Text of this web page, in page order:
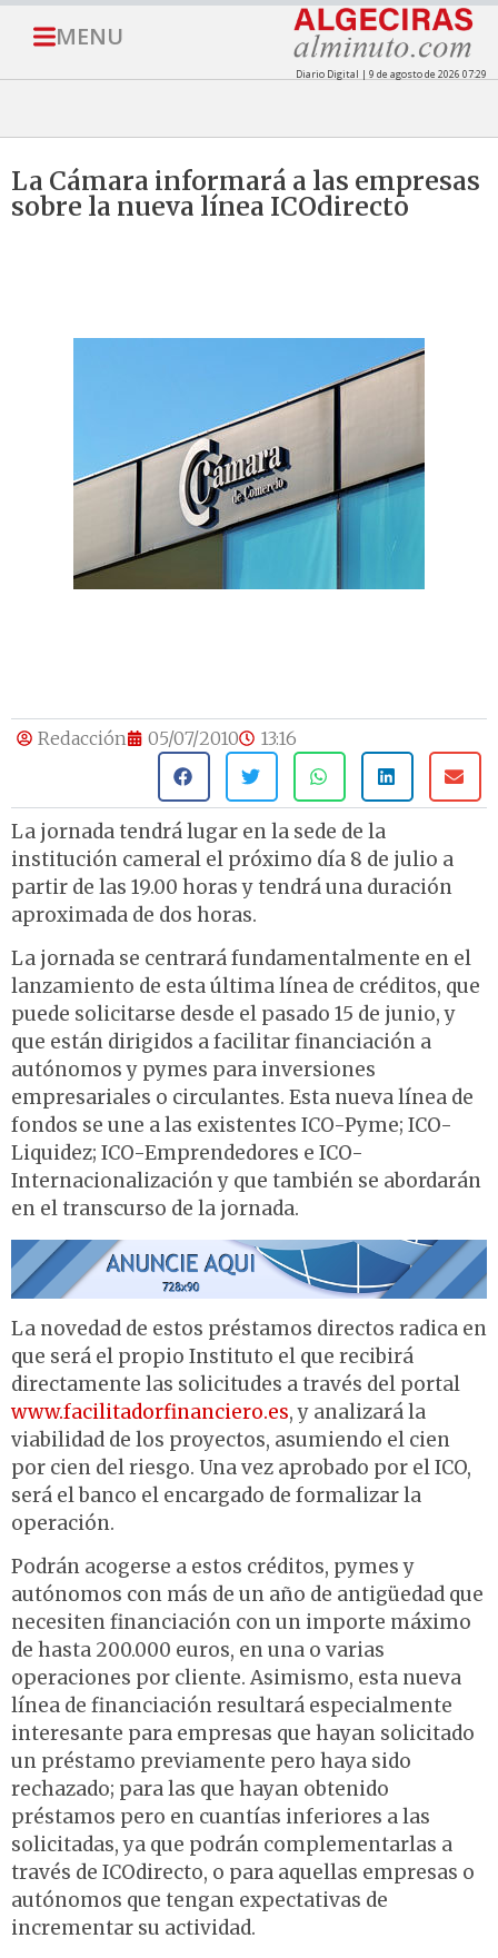
MENU
Diario Digital | 9 de agosto de 2026 07:29
La Cámara informará a las empresas
sobre la nueva línea ICOdirecto
Redacción 05/07/2010 13:16
La jornada tendrá lugar en la sede de la
institución cameral el próximo día 8 de julio a
partir de las 19.00 horas y tendrá una duración
aproximada de dos horas.
La jornada se centrará fundamentalmente en el
lanzamiento de esta última línea de créditos, que
puede solicitarse desde el pasado 15 de junio, y
que están dirigidos a facilitar financiación a
autónomos y pymes para inversiones
empresariales o circulantes. Esta nueva línea de
fondos se une a las existentes ICO-Pyme; ICO-
Liquidez; ICO-Emprendedores e ICO-
Internacionalización y que también se abordarán
en el transcurso de la jornada.
La novedad de estos préstamos directos radica en
que será el propio Instituto el que recibirá
directamente las solicitudes a través del portal
www.facilitadorfinanciero.es, y analizará la
viabilidad de los proyectos, asumiendo el cien
por cien del riesgo. Una vez aprobado por el ICO,
será el banco el encargado de formalizar la
operación.
Podrán acogerse a estos créditos, pymes y
autónomos con más de un año de antigüedad que
necesiten financiación con un importe máximo
de hasta 200.000 euros, en una o varias
operaciones por cliente. Asimismo, esta nueva
línea de financiación resultará especialmente
interesante para empresas que hayan solicitado
un préstamo previamente pero haya sido
rechazado; para las que hayan obtenido
préstamos pero en cuantías inferiores a las
solicitadas, ya que podrán complementarlas a
través de ICOdirecto, o para aquellas empresas o
autónomos que tengan expectativas de
incrementar su actividad.